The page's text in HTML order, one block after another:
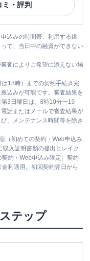
ミ・評判
込みの時間帯、利用する銀
て、当日中の融資ができない
査によりご希望に添えない場
18時）までの契約手続き完
込みが可能です。審査結果を
3日曜日は、8時10分〜19
話またはメールで審査結果が
、メンテナンス時間等を除き
（初めての契約・Web申込み
入証明書類の提出とレイク
約・Web申込み限定）契約
利適用。初回契約翌日から
テップ